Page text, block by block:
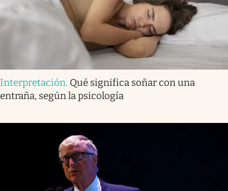
Interpretación. Qué significa soñar con una
entraña, según la psicología